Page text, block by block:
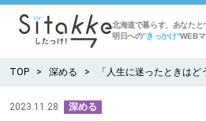
北海道で暮らす、あなたと
明日への”きっかけ”WEB
TOP 深める 「人生に迷ったときは
2023.11.28 深める